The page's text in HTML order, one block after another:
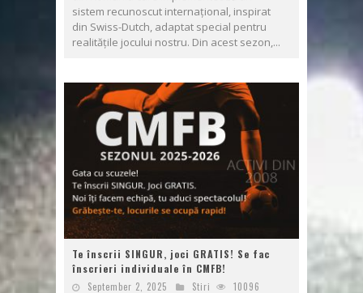
sistem recunoscut internațional, inspirat
din Swiss-Dutch, adaptat special pentru
realitățile jocului nostru. Din acest sezon,...
Te înscrii SINGUR, joci GRATIS! Se fac
înscrieri individuale în CMFB!
September 2, 2025 Stiri 10096